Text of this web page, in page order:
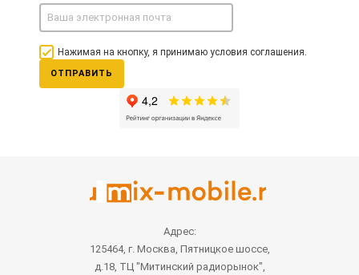
Нажимая на кнопку, я принимаю условия соглашения.
ОТПРАВИТЬ
Адрес:
125464, г. Москва, Пятницкое шоссе,
д.18, ТЦ "Митинский радиорынок",